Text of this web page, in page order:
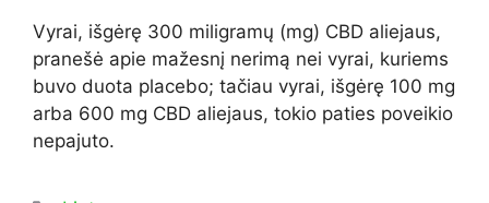
Vyrai, išgėrę 300 miligramų (mg) CBD aliejaus,
pranešė apie mažesnį nerimą nei vyrai, kuriems
buvo duota placebo; tačiau vyrai, išgėrę 100 mg
arba 600 mg CBD aliejaus, tokio paties poveikio
nepajuto.